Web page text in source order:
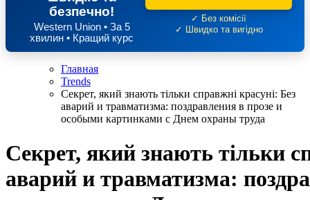
безпечно!
Western Union • За 5
хвилин • Кращий курс
✓ Без комісії
✓ Швидко та вигідно
Главная
Trends
Секрет, який знають тільки справжні красуні: Без
аварий и травматизма: поздравления в прозе и
особыми картинками с Днем охраны труда
Секрет, який знають тільки
аварий и травматизма: